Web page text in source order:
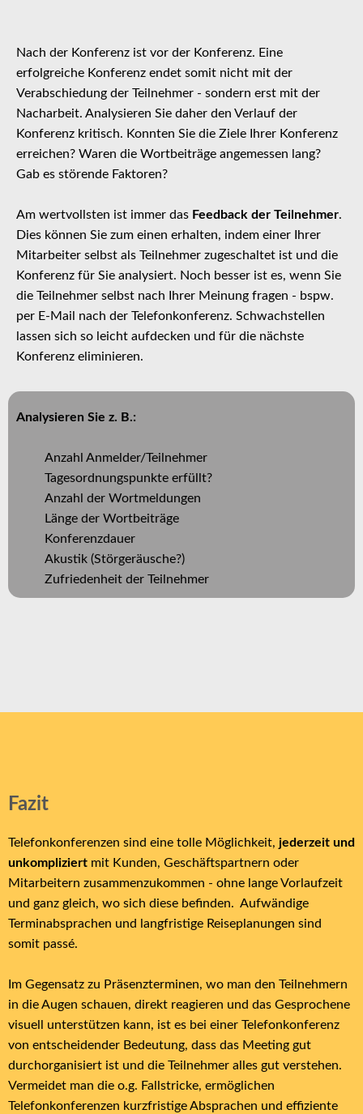
Nach der Konferenz ist vor der Konferenz. Eine
erfolgreiche Konferenz endet somit nicht mit der
Verabschiedung der Teilnehmer - sondern erst mit der
Nacharbeit. Analysieren Sie daher den Verlauf der
Konferenz kritisch. Konnten Sie die Ziele Ihrer Konferenz
erreichen? Waren die Wortbeiträge angemessen lang?
Gab es störende Faktoren?
Am wertvollsten ist immer das Feedback der Teilnehmer.
Dies können Sie zum einen erhalten, indem einer Ihrer
Mitarbeiter selbst als Teilnehmer zugeschaltet ist und die
Konferenz für Sie analysiert. Noch besser ist es, wenn Sie
die Teilnehmer selbst nach Ihrer Meinung fragen - bspw.
per E-Mail nach der Telefonkonferenz. Schwachstellen
lassen sich so leicht aufdecken und für die nächste
Konferenz eliminieren.
Analysieren Sie z. B.:
Anzahl Anmelder/Teilnehmer
Tagesordnungspunkte erfüllt?
Anzahl der Wortmeldungen
Länge der Wortbeiträge
Konferenzdauer
Akustik (Störgeräusche?)
Zufriedenheit der Teilnehmer
Fazit
Telefonkonferenzen sind eine tolle Möglichkeit, jederzeit und
unkompliziert mit Kunden, Geschäftspartnern oder
Mitarbeitern zusammenzukommen - ohne lange Vorlaufzeit
und ganz gleich, wo sich diese befinden. Aufwändige
Terminabsprachen und langfristige Reiseplanungen sind
somit passé.
Im Gegensatz zu Präsenzterminen, wo man den Teilnehmern
in die Augen schauen, direkt reagieren und das Gesprochene
visuell unterstützen kann, ist es bei einer Telefonkonferenz
von entscheidender Bedeutung, dass das Meeting gut
durchorganisiert ist und die Teilnehmer alles gut verstehen.
Vermeidet man die o.g. Fallstricke, ermöglichen
Telefonkonferenzen kurzfristige Absprachen und effiziente